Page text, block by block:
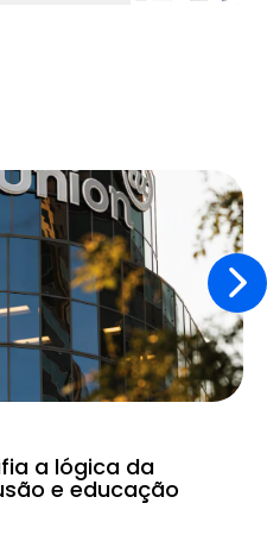
a lógica da
e educação